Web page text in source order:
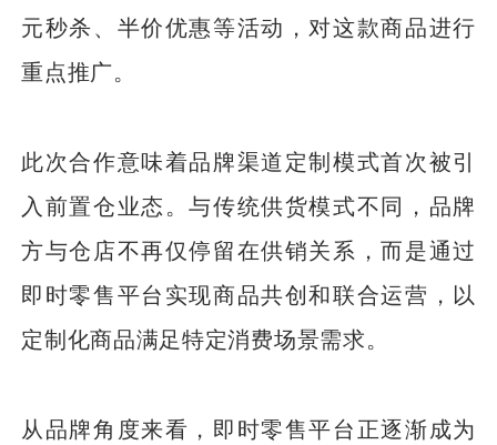
元秒杀、半价优惠等活动，对这款商品进行
重点推广。
此次合作意味着品牌渠道定制模式首次被引
入前置仓业态。与传统供货模式不同，品牌
方与仓店不再仅停留在供销关系，而是通过
即时零售平台实现商品共创和联合运营，以
定制化商品满足特定消费场景需求。
从品牌角度来看，即时零售平台正逐渐成为